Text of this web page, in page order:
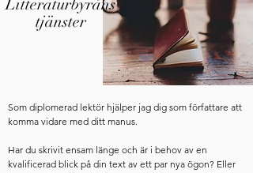
Litteraturbyråns
tjänster
Som diplomerad lektör hjälper jag dig som författare att
komma vidare med ditt manus.
Har du skrivit ensam länge och är i behov av en
kvalificerad blick på din text av ett par nya ögon? Eller